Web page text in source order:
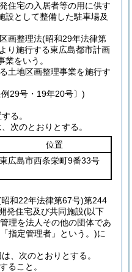
住宅の入居者等の用に供す
設として整備した駐車場及
画整理法(昭和29年法律第
り施行する東広島都市計画
をいう。
土地区画整理事業を施行す
29号・19年20号〕)
る。
次のとおりとする。
位置
東広島市西条栄町9番33号
和22年法律第67号)第244
発住宅及び共同施設(以下
理を法人その他の団体であ
指定管理者」という。)に
、次のとおりとする。
ること。